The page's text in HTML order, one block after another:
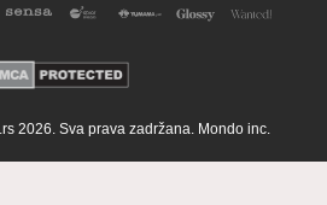
2026. Sva prava zadržana. Mondo inc.